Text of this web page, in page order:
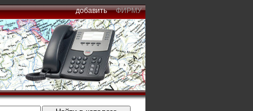
добавить ФИРМУ